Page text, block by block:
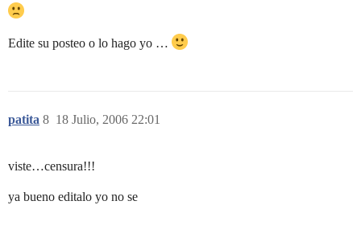
Edite su posteo o lo hago yo …
patita 18 Julio, 2006 22:01
8
viste…censura!!!
ya bueno editalo yo no se